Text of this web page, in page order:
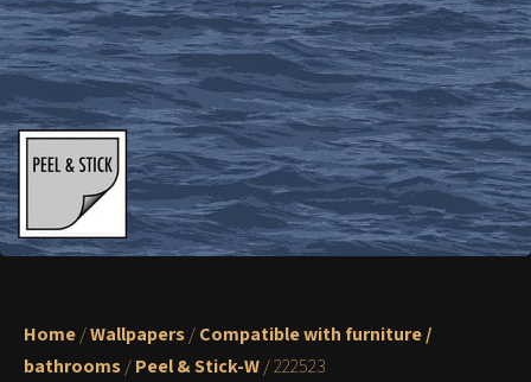
Home/Wallpapers/Compatible with furniture /
bathrooms/Peel & Stick-W/ 222523